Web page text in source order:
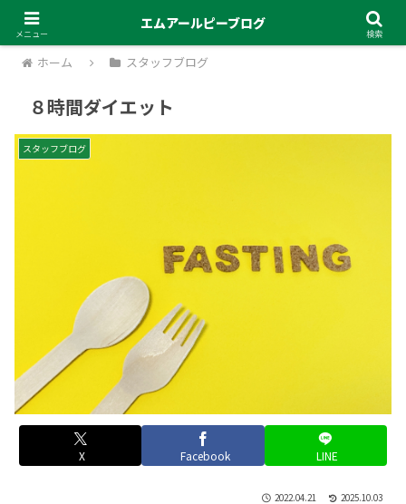
ホーム スタッフブログ
８時間ダイエット
スタッフブログ
X Facebook LINE
2022.04.21 2025.10.03
メニュー
エムアールピーブログ
検索